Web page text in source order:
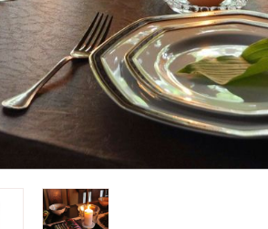
ALL
キャンドル
ALL